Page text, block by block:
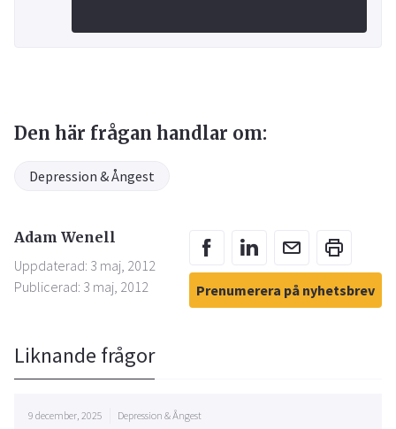
Den här frågan handlar om:
Depression & Ångest
Adam Wenell
Uppdaterad: 3 maj, 2012
Publicerad: 3 maj, 2012
Prenumerera på nyhetsbrev
Liknande frågor
9 december, 2025 Depression & Ångest